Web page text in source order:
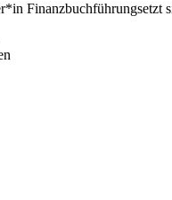
Finanzbuchführungsetzt